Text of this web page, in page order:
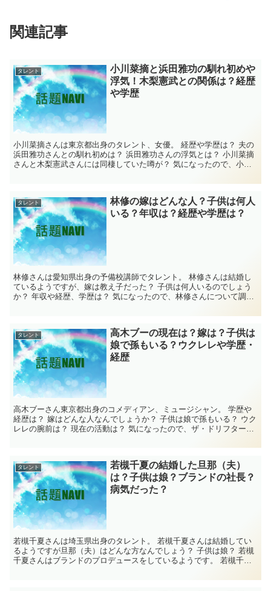
関連記事
タレント
小川菜摘と浜田雅功の馴れ初めや
浮気！木梨憲武との関係は？経歴
や学歴
小川菜摘さんは東京都出身のタレント、女優。 経歴や学歴は？ 夫の
浜田雅功さんとの馴れ初めは？ 浜田雅功さんの浮気とは？ 小川菜摘
さんと木梨憲武さんには同棲していた噂が？ 気になったので、小川
タレント
林修の嫁はどんな人？子供は何人
いる？年収は？経歴や学歴は？
林修さんは愛知県出身の予備校講師でタレント。 林修さんは結婚し
ているようですが、嫁は教え子だった？ 子供は何人いるのでしょう
か？ 年収や経歴、学歴は？ 気になったので、林修さんについて調べ
タレント
高木ブーの現在は？嫁は？子供は
娘で孫もいる？ウクレレや学歴・
経歴
高木ブーさん東京都出身のコメディアン、ミュージシャン。 学歴や
経歴は？ 嫁はどんな人なんでしょうか？ 子供は娘で孫もいる？ ウク
レレの腕前は？ 現在の活動は？ 気になったので、ザ・ドリフターズ
タレント
若槻千夏の結婚した旦那（夫）
は？子供は娘？ブランドの社長？
病気だった？
若槻千夏さんは埼玉県出身のタレント。 若槻千夏さんは結婚してい
るようですが旦那（夫）はどんな方なんでしょう？ 子供は娘？ 若槻
千夏さんはブランドのプロデュースをしているようです。 若槻千夏